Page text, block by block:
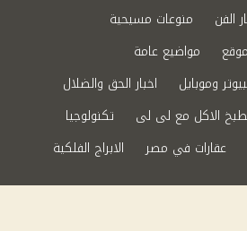
الفن
منوعات مسيحية
مواضيع عامة
وموبايل
اخبار الحق والضلال
الاكل مع لى لى
تكنولوجيا
عقارات في مصر
الابراج الفلكية